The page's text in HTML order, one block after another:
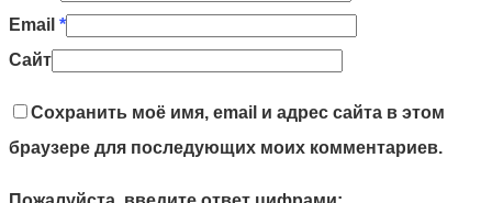
Email *
Сайт
Сохранить моё имя, email и адрес сайта в этом
браузере для последующих моих комментариев.